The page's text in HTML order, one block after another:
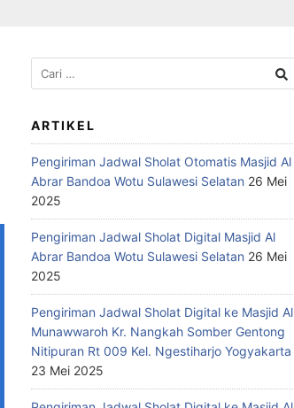
ARTIKEL
Pengiriman Jadwal Sholat Otomatis Masjid Al
Abrar Bandoa Wotu Sulawesi Selatan 26 Mei
2025
Pengiriman Jadwal Sholat Digital Masjid Al
Abrar Bandoa Wotu Sulawesi Selatan 26 Mei
2025
Pengiriman Jadwal Sholat Digital ke Masjid Al
Munawwaroh Kr. Nangkah Somber Gentong
Nitipuran Rt 009 Kel. Ngestiharjo Yogyakarta
23 Mei 2025